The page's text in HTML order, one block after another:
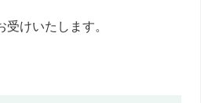
けいたします。